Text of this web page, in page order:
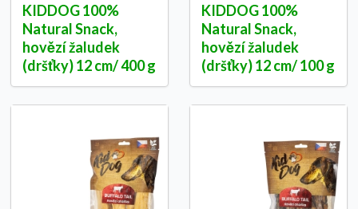
KIDDOG 100%
Natural Snack,
hovězí žaludek
(dršťky) 12 cm/ 400 g
KIDDOG 100%
Natural Snack,
hovězí žaludek
(dršťky) 12 cm/ 100 g